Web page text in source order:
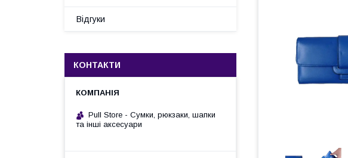
Відгуки
КОНТАКТИ
Pull Store - Cумки, рюкзаки, шапки
та інші аксесуари